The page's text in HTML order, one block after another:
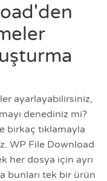
ayarlayabilirsiniz,
denediniz mi?
birkaç tıklamayla
WP File Download
her dosya için ayrı
bunları tek bir ürün